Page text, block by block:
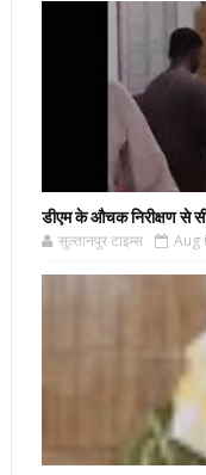
डीएम के औचक निरीक्षण से
सुल्तानपुर टाइम्स Aug